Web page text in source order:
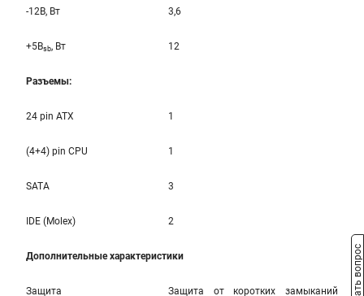
-12B, Вт 3,6
+5Bsb, Вт 12
Разъемы:
24 pin ATX 1
(4+4) pin CPU 1
SATA 3
IDE (Molex) 2
Дополнительные характеристики
Защита Защита от коротких замыканий Задать вопрос